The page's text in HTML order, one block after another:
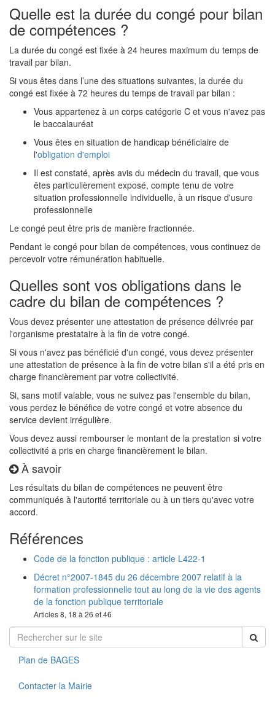
Quelle est la durée du congé pour bilan
de compétences ?
La durée du congé est fixée à 24 heures maximum du temps de
travail par bilan.
Si vous êtes dans l’une des situations suivantes, la durée du
congé est fixée à 72 heures du temps de travail par bilan :
Vous appartenez à un corps catégorie C et vous n'avez pas
le baccalauréat
Vous êtes en situation de handicap bénéficiaire de
l'obligation d'emploi
Il est constaté, après avis du médecin du travail, que vous
êtes particulièrement exposé, compte tenu de votre
situation professionnelle individuelle, à un risque d'usure
professionnelle
Le congé peut être pris de manière fractionnée.
Pendant le congé pour bilan de compétences, vous continuez de
percevoir votre rémunération habituelle.
Quelles sont vos obligations dans le
cadre du bilan de compétences ?
Vous devez présenter une attestation de présence délivrée par
l'organisme prestataire à la fin de votre congé.
Si vous n'avez pas bénéficié d'un congé, vous devez présenter
une attestation de présence à la fin de votre bilan s'il a été pris en
charge financièrement par votre collectivité.
Si, sans motif valable, vous ne suivez pas l'ensemble du bilan,
vous perdez le bénéfice de votre congé et votre absence du
service devient irrégulière.
Vous devez aussi rembourser le montant de la prestation si votre
collectivité a pris en charge financièrement le bilan.
À savoir
Les résultats du bilan de compétences ne peuvent être
communiqués à l'autorité territoriale ou à un tiers qu'avec votre
accord.
Références
Code de la fonction publique : article L422-1
Décret n°2007-1845 du 26 décembre 2007 relatif à la
formation professionnelle tout au long de la vie des agents
de la fonction publique territoriale
Articles 8, 18 à 26 et 46
Plan de BAGES
Contacter la Mairie